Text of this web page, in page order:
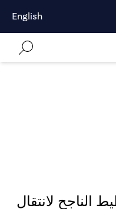
English
الناجح لانتقال